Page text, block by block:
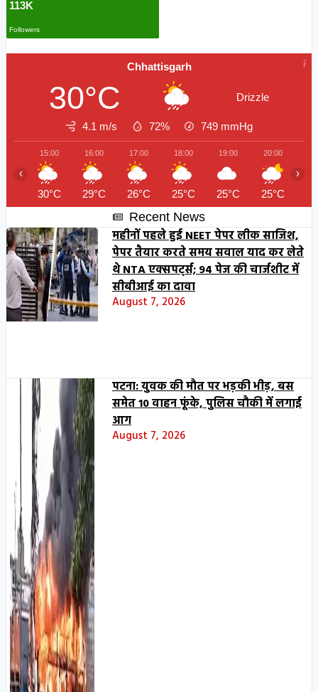
113K
Followers
Chhattisgarh
30°C Drizzle
4.1 m/s 72% 749 mmHg
15:00
30°C
16:00
29°C
17:00
26°C
18:00
25°C
19:00
25°C
20:00
25°C
‹ ›
Recent News
महीनों पहले हुई NEET पेपर लीक साजिश,
पेपर तैयार करते समय सवाल याद कर लेते
थे NTA एक्सपर्ट्स; 94 पेज की चार्जशीट में
सीबीआई का दावा
August 7, 2026
पटना: युवक की मौत पर भड़की भीड़, बस
समेत 10 वाहन फूंके, पुलिस चौकी में लगाई
आग
August 7, 2026